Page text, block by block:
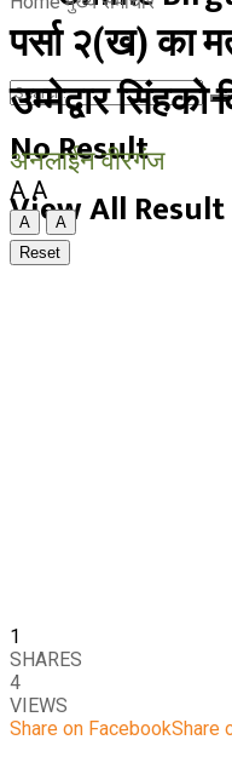
No Result
View All Result
पर्सा २(ख) का
उम्मेद्वार
अनलाईन वीरगंज
A A
A
A
Reset
1
SHARES
4
VIEWS
Share on FacebookShare